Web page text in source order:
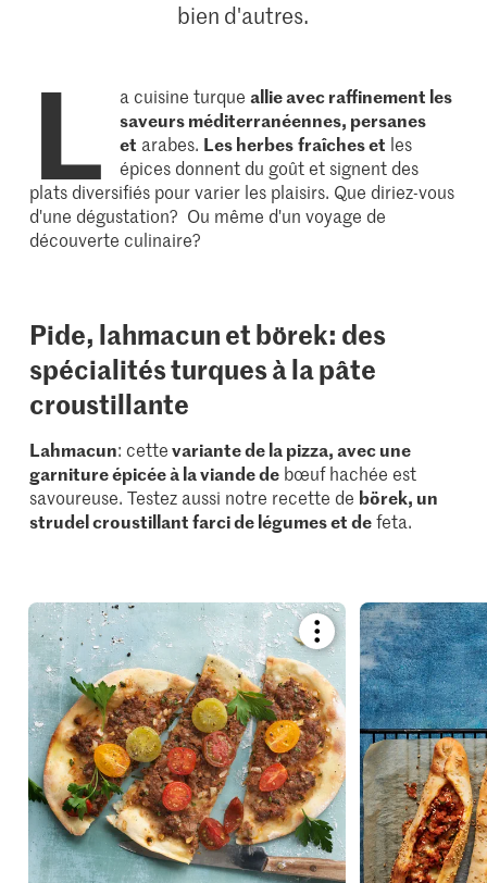
bien d'autres.
L a cuisine turqueallie avec raffinement les
saveurs méditerranéennes, persanes
et arabes. Les herbesfraîches et les
épices donnent du goût et signent des
plats diversifiés pour varier les plaisirs. Que diriez-vous
d'une dégustation? Ou même d'un voyage de
découverte culinaire?
Pide, lahmacun et börek: des
spécialités turques à la pâte
croustillante
Lahmacun: cettevariante de la pizza, avec une
garniture épicée à la viande de bœuf hachée est
savoureuse. Testez aussi notre recette de börek, un
strudel croustillant farci de légumes et defeta.
Bookmark
recipe
or
add
it
to
your
collections.